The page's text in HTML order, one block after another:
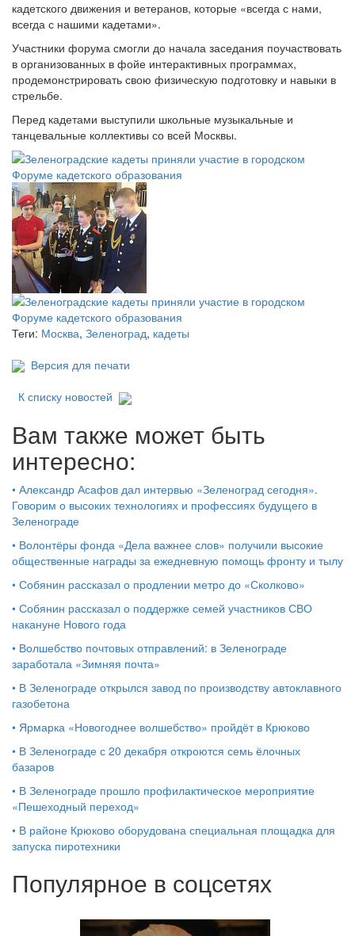
кадетского движения и ветеранов, которые «всегда с нами,
всегда с нашими кадетами».
Участники форума смогли до начала заседания поучаствовать
в организованных в фойе интерактивных программах,
продемонстрировать свою физическую подготовку и навыки в
стрельбе.
Перед кадетами выступили школьные музыкальные и
танцевальные коллективы со всей Москвы.
Теги: Москва, Зеленоград, кадеты
Версия для печати
К списку новостей
Вам также может быть
интересно:
• Александр Асафов дал интервью «Зеленоград сегодня».
Говорим о высоких технологиях и профессиях будущего в
Зеленограде
• Волонтёры фонда «Дела важнее слов» получили высокие
общественные награды за ежедневную помощь фронту и тылу
• Собянин рассказал о продлении метро до «Сколково»
• Собянин рассказал о поддержке семей участников СВО
накануне Нового года
• Волшебство почтовых отправлений: в Зеленограде
заработала «Зимняя почта»
• В Зеленограде открылся завод по производству автоклавного
газобетона
• Ярмарка «Новогоднее волшебство» пройдёт в Крюково
• В Зеленограде с 20 декабря откроются семь ёлочных
базаров
• В Зеленограде прошло профилактическое мероприятие
«Пешеходный переход»
• В районе Крюково оборудована специальная площадка для
запуска пиротехники
Популярное в соцсетях